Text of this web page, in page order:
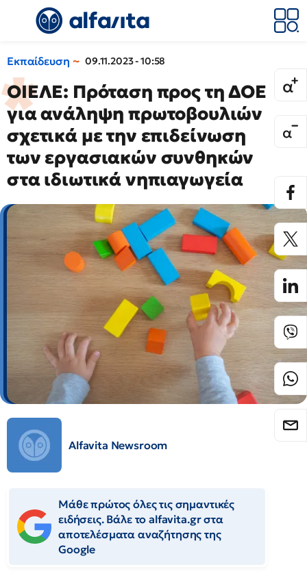
Εκπαίδευση 09.11.2023 - 10:58
ΟΙΕΛΕ: Πρόταση προς τη ΔΟΕ
για ανάληψη πρωτοβουλιών
σχετικά με την επιδείνωση
των εργασιακών συνθηκών
στα ιδιωτικά νηπιαγωγεία
Alfavita Newsroom
Μάθε πρώτος όλες τις σημαντικές
ειδήσεις. Βάλε το alfavita.gr στα
αποτελέσματα αναζήτησης της
Google